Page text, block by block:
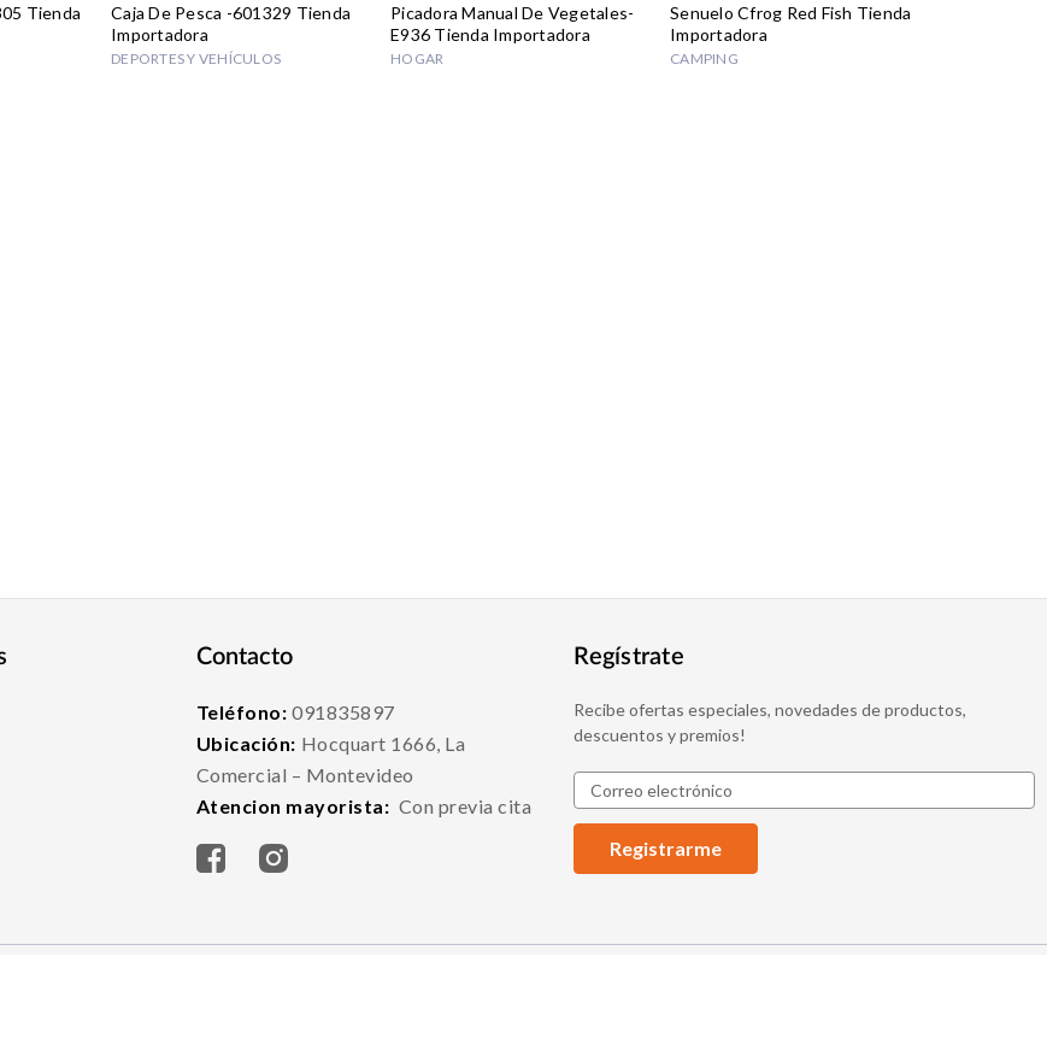
Tienda
Caja De Pesca -601329 Tienda
Importadora
DEPORTES Y VEHÍCULOS
Picadora Manual De Vegetales-
E936 Tienda Importadora
HOGAR
Senuelo Cfrog Red Fish Tienda
Importadora
CAMPING
Contacto
Teléfono: 091835897
Ubicación: Hocquart 1666, La
Comercial – Montevideo
Atencion mayorista: Con previa cita
Regístrate
Recibe ofertas especiales, novedades de productos,
descuentos y premios!
i